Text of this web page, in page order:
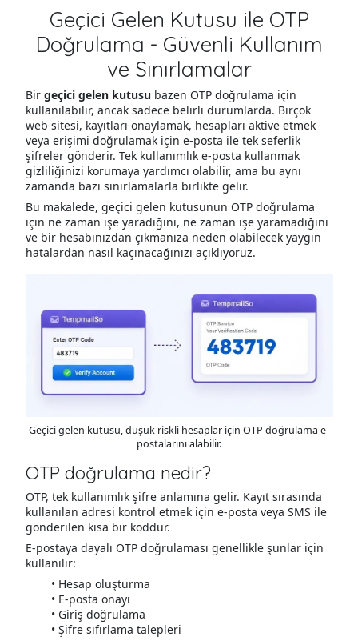
Geçici Gelen Kutusu ile OTP
Doğrulama - Güvenli Kullanım
ve Sınırlamalar
Bir geçici gelen kutusubazen OTP doğrulama için
kullanılabilir, ancak sadece belirli durumlarda. Birçok
web sitesi, kayıtları onaylamak, hesapları aktive etmek
veya erişimi doğrulamak için e-posta ile tek seferlik
şifreler gönderir. Tek kullanımlık e-posta kullanmak
gizliliğinizi korumaya yardımcı olabilir, ama bu aynı
zamanda bazı sınırlamalarla birlikte gelir.
Bu makalede, geçici gelen kutusunun OTP doğrulama
için ne zaman işe yaradığını, ne zaman işe yaramadığını
ve bir hesabınızdan çıkmanıza neden olabilecek yaygın
hatalardan nasıl kaçınacağınızı açıklıyoruz.
Geçici gelen kutusu, düşük riskli hesaplar için OTP doğrulama e-
postalarını alabilir.
OTP doğrulama nedir?
OTP, tek kullanımlık şifre anlamına gelir. Kayıt sırasında
kullanılan adresi kontrol etmek için e-posta veya SMS ile
gönderilen kısa bir koddur.
E-postaya dayalı OTP doğrulaması genellikle şunlar için
kullanılır:
Hesap oluşturma
E-posta onayı
Giriş doğrulama
Şifre sıfırlama talepleri